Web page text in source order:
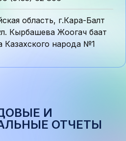
область, г.Кара-Балт
Кырбашева Жоогач баат
Казахского народа №1
И
ОТЧЕТЫ